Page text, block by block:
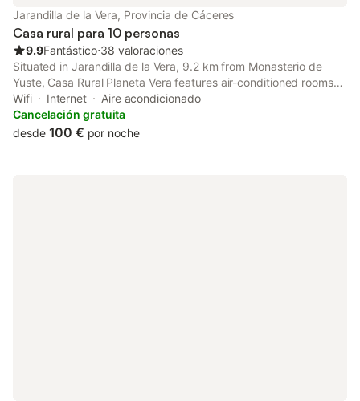
Jarandilla de la Vera, Provincia de Cáceres
Casa rural para 10 personas
9.9Fantástico⋅38 valoraciones
Situated in Jarandilla de la Vera, 9.2 km from Monasterio de
Yuste, Casa Rural Planeta Vera features air-conditioned rooms
with free WiFi and express check-in and check-out.
Wifi Internet
Aire acondicionado
Cancelación gratuita
desde 100 € por noche